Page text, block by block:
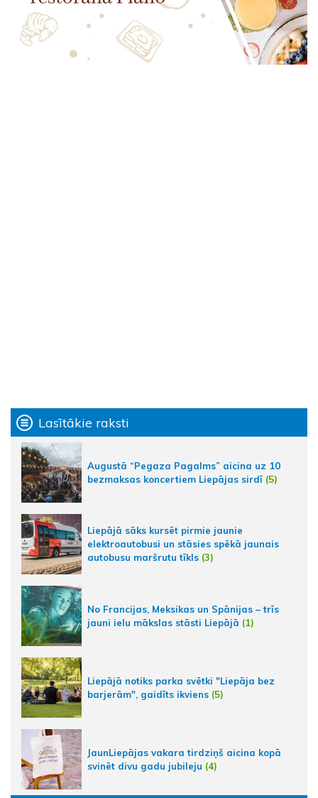
Lasītākie raksti
Augustā “Pegaza Pagalms” aicina uz 10
bezmaksas koncertiem Liepājas sirdī (5)
Liepājā sāks kursēt pirmie jaunie
elektroautobusi un stāsies spēkā jaunais
autobusu maršrutu tīkls (3)
No Francijas, Meksikas un Spānijas – trīs
jauni ielu mākslas stāsti Liepājā (1)
Liepājā notiks parka svētki "Liepāja bez
barjerām", gaidīts ikviens (5)
JaunLiepājas vakara tirdziņš aicina kopā
svinēt divu gadu jubileju (4)